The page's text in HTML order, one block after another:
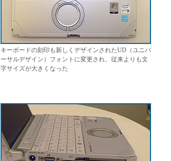
キーボードの刻印も新しくデザインされたUD（ユニバ
ーサルデザイン）フォントに変更され、従来よりも文
字サイズが大きくなった